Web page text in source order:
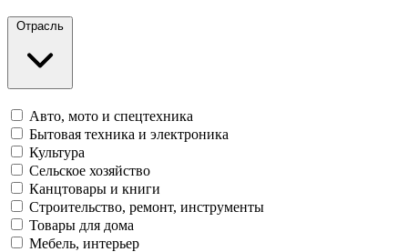
Отрасль
Авто, мото и спецтехника
Бытовая техника и электроника
Культура
Сельское хозяйство
Канцтовары и книги
Строительство, ремонт, инструменты
Товары для дома
Мебель, интерьер